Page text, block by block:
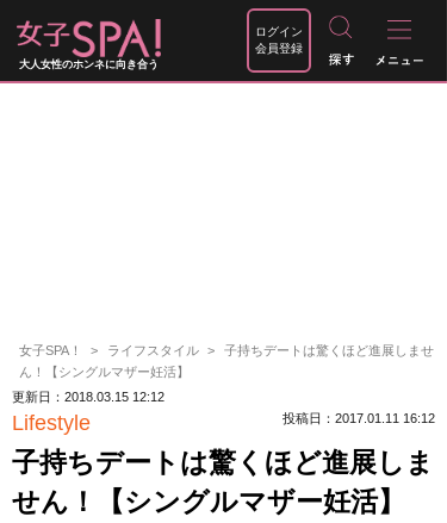
大人女性のホンネに向き合う
ログイン
会員登録
女子SPA！ ライフスタイル
子持ちデートは驚くほど進展しませ
ん！【シングルマザー妊活】
更新日：2018.03.15 12:12
Lifestyle 投稿日：2017.01.11 16:12
子持ちデートは驚くほど進展しま
せん！【シングルマザー妊活】